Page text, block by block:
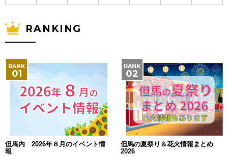
RANKING
但馬内 2026年８月のイベント情
報
但馬の夏祭り＆花火情報まとめ
2026